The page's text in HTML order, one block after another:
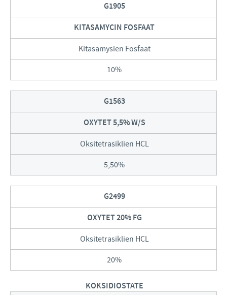
G1905
KITASAMYCIN FOSFAAT
Kitasamysien Fosfaat
10%
G1563
OXYTET 5,5% W/S
Oksitetrasiklien HCL
5,50%
G2499
OXYTET 20% FG
Oksitetrasiklien HCL
20%
KOKSIDIOSTATE